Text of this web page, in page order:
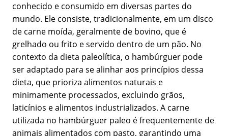
conhecido e consumido em diversas partes do
mundo. Ele consiste, tradicionalmente, em um disco
de carne moída, geralmente de bovino, que é
grelhado ou frito e servido dentro de um pão. No
contexto da dieta paleolítica, o hambúrguer pode
ser adaptado para se alinhar aos princípios dessa
dieta, que prioriza alimentos naturais e
minimamente processados, excluindo grãos,
laticínios e alimentos industrializados. A carne
utilizada no hambúrguer paleo é frequentemente de
animais alimentados com pasto, garantindo uma